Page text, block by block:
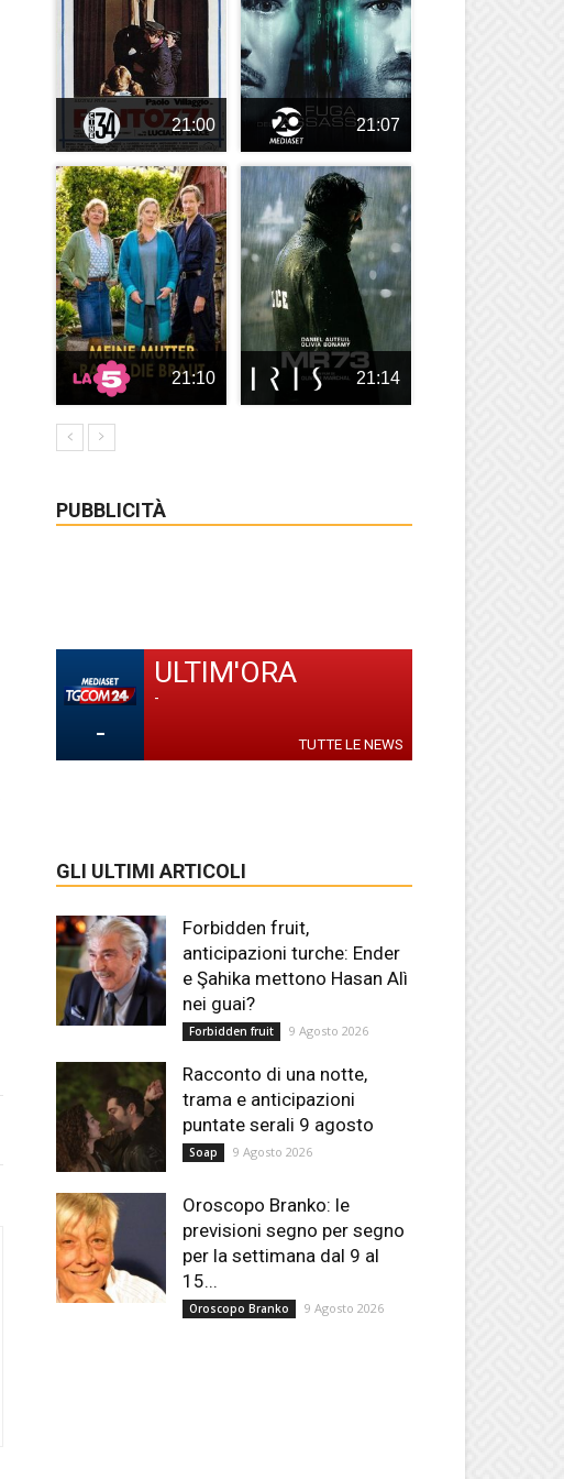
21:00 21:07
21:10 21:14
PUBBLICITÀ
-
ULTIM'ORA
-
TUTTE LE NEWS
GLI ULTIMI ARTICOLI
Forbidden fruit,
anticipazioni turche: Ender
e Şahika mettono Hasan Alì
nei guai?
Forbidden fruit 9 Agosto 2026
Racconto di una notte,
trama e anticipazioni
puntate serali 9 agosto
Soap 9 Agosto 2026
Oroscopo Branko: le
previsioni segno per segno
per la settimana dal 9 al
15...
Oroscopo Branko 9 Agosto 2026